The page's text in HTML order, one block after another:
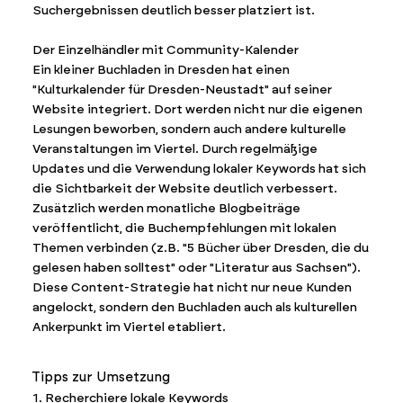
Suchergebnissen deutlich besser platziert ist.
Der Einzelhändler mit Community-Kalender
Ein kleiner Buchladen in Dresden hat einen
"Kulturkalender für Dresden-Neustadt" auf seiner
Website integriert. Dort werden nicht nur die eigenen
Lesungen beworben, sondern auch andere kulturelle
Veranstaltungen im Viertel. Durch regelmäßige
Updates und die Verwendung lokaler Keywords hat sich
die Sichtbarkeit der Website deutlich verbessert.
Zusätzlich werden monatliche Blogbeiträge
veröffentlicht, die Buchempfehlungen mit lokalen
Themen verbinden (z.B. "5 Bücher über Dresden, die du
gelesen haben solltest" oder "Literatur aus Sachsen").
Diese Content-Strategie hat nicht nur neue Kunden
angelockt, sondern den Buchladen auch als kulturellen
Ankerpunkt im Viertel etabliert.
Tipps zur Umsetzung
1. Recherchiere lokale Keywords